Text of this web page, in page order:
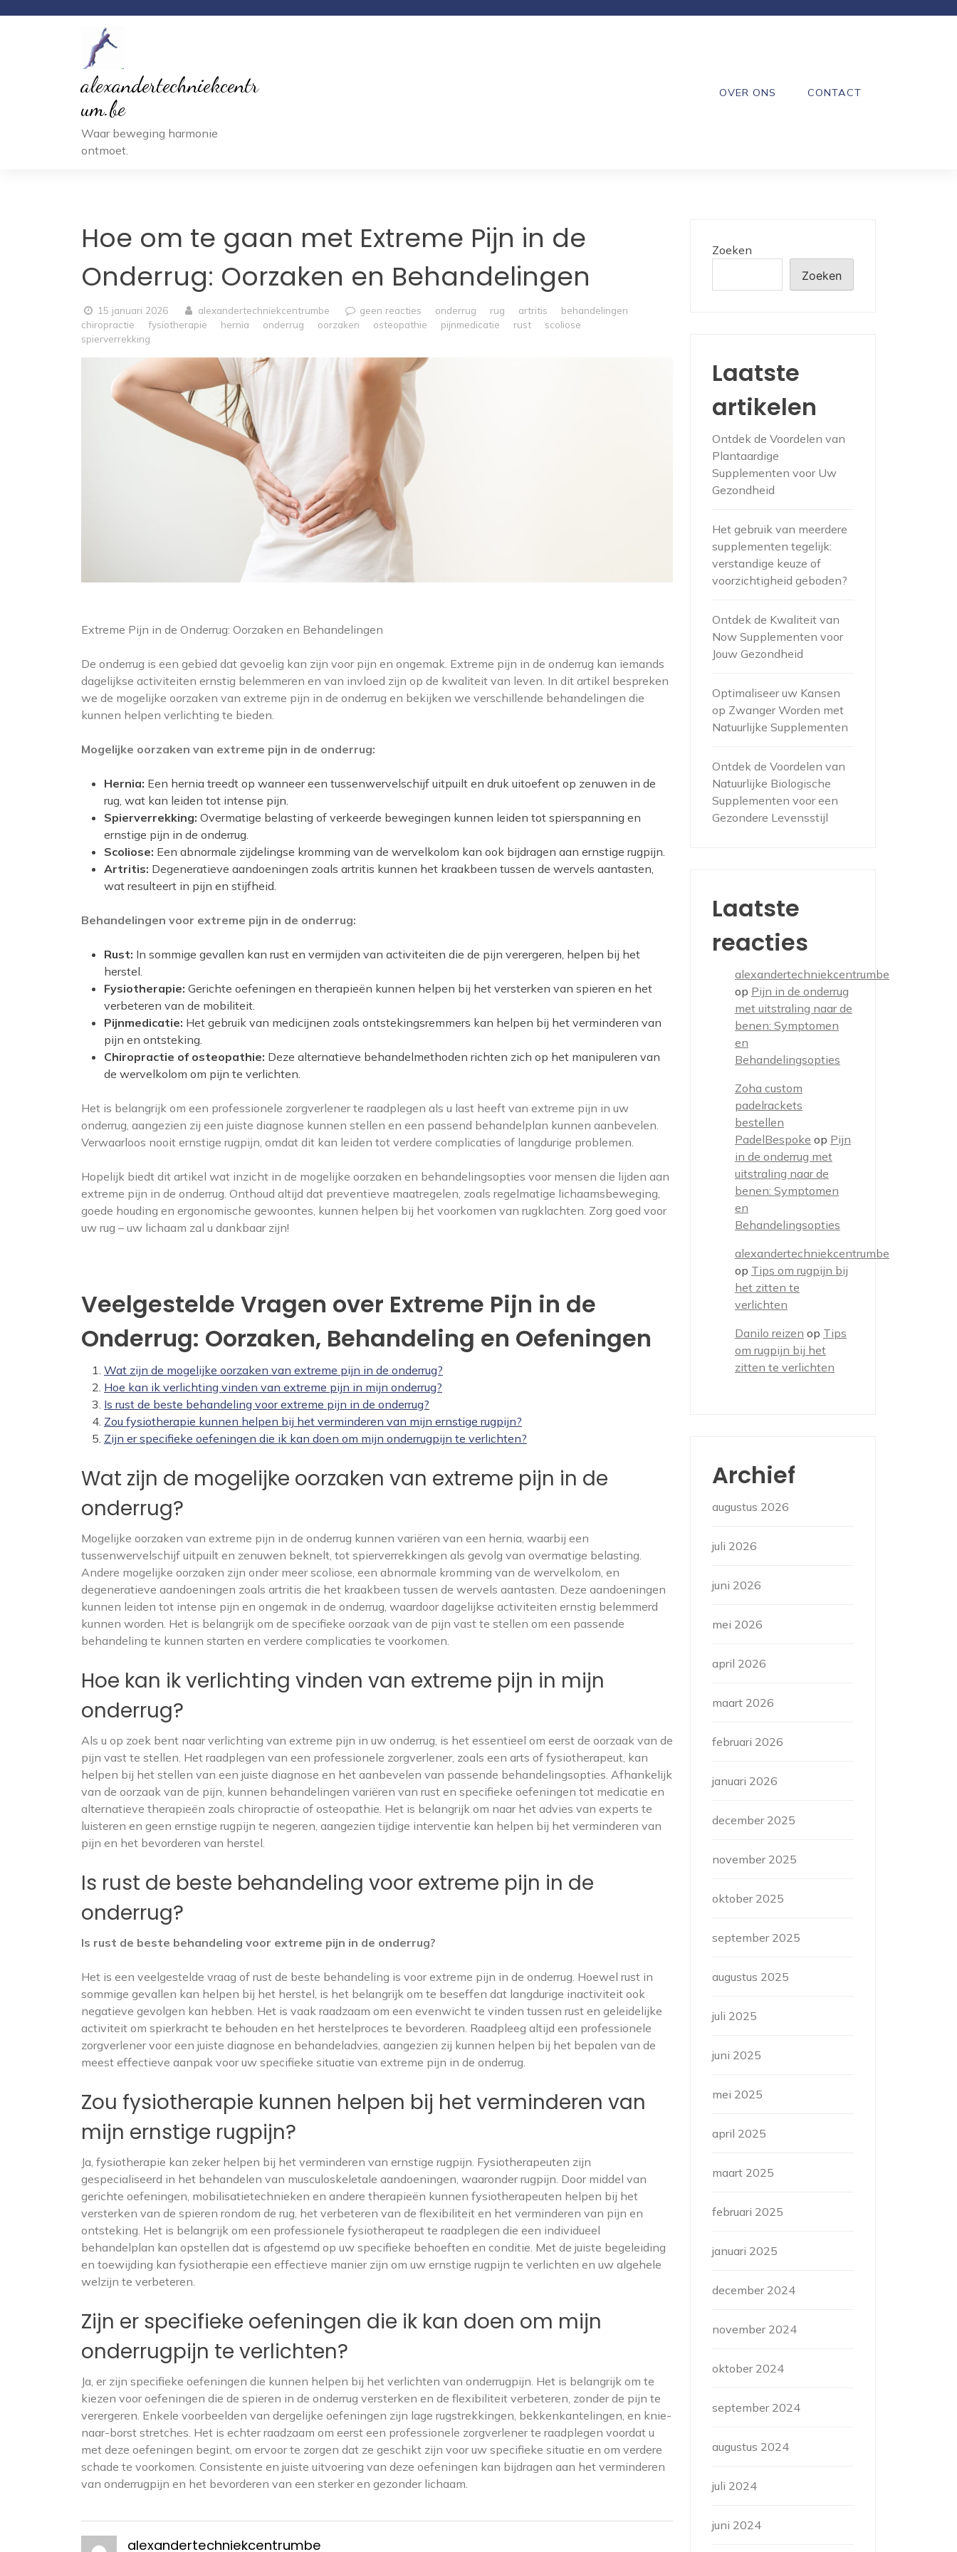
alexandertechniekcentr
um.be
Waar beweging harmonie
ontmoet.
OVER ONS CONTACT
Hoe om te gaan met Extreme Pijn in de
Onderrug: Oorzaken en Behandelingen
15 januari 2026 alexandertechniekcentrumbe geen reacties onderrug rug artritis
behandelingen
chiropractie
fysiotherapie hernia onderrug oorzaken osteopathie pijnmedicatie rust
scoliose
spierverrekking
Extreme Pijn in de Onderrug: Oorzaken en Behandelingen
De onderrug is een gebied dat gevoelig kan zijn voor pijn en ongemak. Extreme pijn in de onderrug kan iemands
dagelijkse activiteiten ernstig belemmeren en van invloed zijn op de kwaliteit van leven. In dit artikel bespreken
we de mogelijke oorzaken van extreme pijn in de onderrug en bekijken we verschillende behandelingen die
kunnen helpen verlichting te bieden.
Mogelijke oorzaken van extreme pijn in de onderrug:
Hernia: Een hernia treedt op wanneer een tussenwervelschijf uitpuilt en druk uitoefent op zenuwen in de
rug, wat kan leiden tot intense pijn.
Spierverrekking: Overmatige belasting of verkeerde bewegingen kunnen leiden tot spierspanning en
ernstige pijn in de onderrug.
Scoliose: Een abnormale zijdelingse kromming van de wervelkolom kan ook bijdragen aan ernstige rugpijn.
Artritis: Degeneratieve aandoeningen zoals artritis kunnen het kraakbeen tussen de wervels aantasten,
wat resulteert in pijn en stijfheid.
Behandelingen voor extreme pijn in de onderrug:
Rust: In sommige gevallen kan rust en vermijden van activiteiten die de pijn verergeren, helpen bij het
herstel.
Fysiotherapie: Gerichte oefeningen en therapieën kunnen helpen bij het versterken van spieren en het
verbeteren van de mobiliteit.
Pijnmedicatie: Het gebruik van medicijnen zoals ontstekingsremmers kan helpen bij het verminderen van
pijn en ontsteking.
Chiropractie of osteopathie: Deze alternatieve behandelmethoden richten zich op het manipuleren van
de wervelkolom om pijn te verlichten.
Het is belangrijk om een professionele zorgverlener te raadplegen als u last heeft van extreme pijn in uw
onderrug, aangezien zij een juiste diagnose kunnen stellen en een passend behandelplan kunnen aanbevelen.
Verwaarloos nooit ernstige rugpijn, omdat dit kan leiden tot verdere complicaties of langdurige problemen.
Hopelijk biedt dit artikel wat inzicht in de mogelijke oorzaken en behandelingsopties voor mensen die lijden aan
extreme pijn in de onderrug. Onthoud altijd dat preventieve maatregelen, zoals regelmatige lichaamsbeweging,
goede houding en ergonomische gewoontes, kunnen helpen bij het voorkomen van rugklachten. Zorg goed voor
uw rug – uw lichaam zal u dankbaar zijn!
Veelgestelde Vragen over Extreme Pijn in de
Onderrug: Oorzaken, Behandeling en Oefeningen
Wat zijn de mogelijke oorzaken van extreme pijn in de onderrug?
Hoe kan ik verlichting vinden van extreme pijn in mijn onderrug?
Is rust de beste behandeling voor extreme pijn in de onderrug?
Zou fysiotherapie kunnen helpen bij het verminderen van mijn ernstige rugpijn?
Zijn er specifieke oefeningen die ik kan doen om mijn onderrugpijn te verlichten?
Wat zijn de mogelijke oorzaken van extreme pijn in de
onderrug?
Mogelijke oorzaken van extreme pijn in de onderrug kunnen variëren van een hernia, waarbij een
tussenwervelschijf uitpuilt en zenuwen beknelt, tot spierverrekkingen als gevolg van overmatige belasting.
Andere mogelijke oorzaken zijn onder meer scoliose, een abnormale kromming van de wervelkolom, en
degeneratieve aandoeningen zoals artritis die het kraakbeen tussen de wervels aantasten. Deze aandoeningen
kunnen leiden tot intense pijn en ongemak in de onderrug, waardoor dagelijkse activiteiten ernstig belemmerd
kunnen worden. Het is belangrijk om de specifieke oorzaak van de pijn vast te stellen om een passende
behandeling te kunnen starten en verdere complicaties te voorkomen.
Hoe kan ik verlichting vinden van extreme pijn in mijn
onderrug?
Als u op zoek bent naar verlichting van extreme pijn in uw onderrug, is het essentieel om eerst de oorzaak van de
pijn vast te stellen. Het raadplegen van een professionele zorgverlener, zoals een arts of fysiotherapeut, kan
helpen bij het stellen van een juiste diagnose en het aanbevelen van passende behandelingsopties. Afhankelijk
van de oorzaak van de pijn, kunnen behandelingen variëren van rust en specifieke oefeningen tot medicatie en
alternatieve therapieën zoals chiropractie of osteopathie. Het is belangrijk om naar het advies van experts te
luisteren en geen ernstige rugpijn te negeren, aangezien tijdige interventie kan helpen bij het verminderen van
pijn en het bevorderen van herstel.
Is rust de beste behandeling voor extreme pijn in de
onderrug?
Is rust de beste behandeling voor extreme pijn in de onderrug?
Het is een veelgestelde vraag of rust de beste behandeling is voor extreme pijn in de onderrug. Hoewel rust in
sommige gevallen kan helpen bij het herstel, is het belangrijk om te beseffen dat langdurige inactiviteit ook
negatieve gevolgen kan hebben. Het is vaak raadzaam om een evenwicht te vinden tussen rust en geleidelijke
activiteit om spierkracht te behouden en het herstelproces te bevorderen. Raadpleeg altijd een professionele
zorgverlener voor een juiste diagnose en behandeladvies, aangezien zij kunnen helpen bij het bepalen van de
meest effectieve aanpak voor uw specifieke situatie van extreme pijn in de onderrug.
Zou fysiotherapie kunnen helpen bij het verminderen van
mijn ernstige rugpijn?
Ja, fysiotherapie kan zeker helpen bij het verminderen van ernstige rugpijn. Fysiotherapeuten zijn
gespecialiseerd in het behandelen van musculoskeletale aandoeningen, waaronder rugpijn. Door middel van
gerichte oefeningen, mobilisatietechnieken en andere therapieën kunnen fysiotherapeuten helpen bij het
versterken van de spieren rondom de rug, het verbeteren van de flexibiliteit en het verminderen van pijn en
ontsteking. Het is belangrijk om een professionele fysiotherapeut te raadplegen die een individueel
behandelplan kan opstellen dat is afgestemd op uw specifieke behoeften en conditie. Met de juiste begeleiding
en toewijding kan fysiotherapie een effectieve manier zijn om uw ernstige rugpijn te verlichten en uw algehele
welzijn te verbeteren.
Zijn er specifieke oefeningen die ik kan doen om mijn
onderrugpijn te verlichten?
Ja, er zijn specifieke oefeningen die kunnen helpen bij het verlichten van onderrugpijn. Het is belangrijk om te
kiezen voor oefeningen die de spieren in de onderrug versterken en de flexibiliteit verbeteren, zonder de pijn te
verergeren. Enkele voorbeelden van dergelijke oefeningen zijn lage rugstrekkingen, bekkenkantelingen, en knie-
naar-borst stretches. Het is echter raadzaam om eerst een professionele zorgverlener te raadplegen voordat u
met deze oefeningen begint, om ervoor te zorgen dat ze geschikt zijn voor uw specifieke situatie en om verdere
schade te voorkomen. Consistente en juiste uitvoering van deze oefeningen kan bijdragen aan het verminderen
van onderrugpijn en het bevorderen van een sterker en gezonder lichaam.
alexandertechniekcentrumbe
Zoeken
Zoeken
Laatste
artikelen
Ontdek de Voordelen van
Plantaardige
Supplementen voor Uw
Gezondheid
Het gebruik van meerdere
supplementen tegelijk:
verstandige keuze of
voorzichtigheid geboden?
Ontdek de Kwaliteit van
Now Supplementen voor
Jouw Gezondheid
Optimaliseer uw Kansen
op Zwanger Worden met
Natuurlijke Supplementen
Ontdek de Voordelen van
Natuurlijke Biologische
Supplementen voor een
Gezondere Levensstijl
Laatste
reacties
alexandertechniekcentrumbe
op Pijn in de onderrug
met uitstraling naar de
benen: Symptomen
en
Behandelingsopties
Zoha custom
padelrackets
bestellen
PadelBespoke op Pijn
in de onderrug met
uitstraling naar de
benen: Symptomen
en
Behandelingsopties
alexandertechniekcentrumbe
op Tips om rugpijn bij
het zitten te
verlichten
Danilo reizen op Tips
om rugpijn bij het
zitten te verlichten
Archief
augustus 2026
juli 2026
juni 2026
mei 2026
april 2026
maart 2026
februari 2026
januari 2026
december 2025
november 2025
oktober 2025
september 2025
augustus 2025
juli 2025
juni 2025
mei 2025
april 2025
maart 2025
februari 2025
januari 2025
december 2024
november 2024
oktober 2024
september 2024
augustus 2024
juli 2024
juni 2024